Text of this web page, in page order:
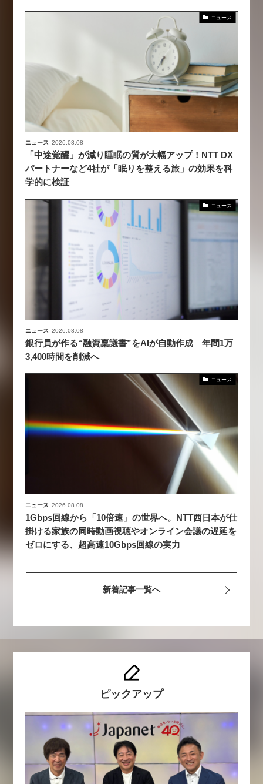
ニュース
ニュース 2026.08.08
「中途覚醒」が減り睡眠の質が大幅アップ！NTT DX
パートナーなど4社が「眠りを整える旅」の効果を科
学的に検証
ニュース
ニュース 2026.08.08
銀行員が作る“融資稟議書”をAIが自動作成 年間1万
3,400時間を削減へ
ニュース
ニュース 2026.08.08
1Gbps回線から「10倍速」の世界へ。NTT西日本が仕
掛ける家族の同時動画視聴やオンライン会議の遅延を
ゼロにする、超高速10Gbps回線の実力
新着記事一覧へ
ピックアップ